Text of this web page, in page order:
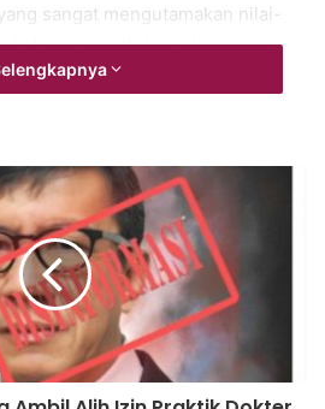
sangat mengutamakan nilai-
kekerasan tatkala melawan Inggris
dalam melawan Inggris. Apakah
” yang dapat dimaknai
orang lain. Ahimsa
religius ajaran agama
(salah satu aliran
Mahatma Gandhi tidak hanya